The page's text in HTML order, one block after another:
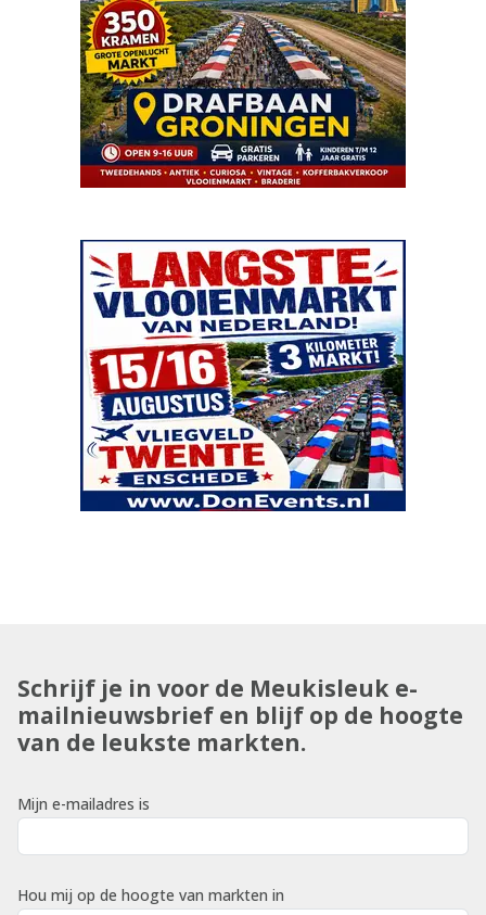
Schrijf je in voor de Meukisleuk e-
mailnieuwsbrief en blijf op de hoogte
van de leukste markten.
Mijn e-mailadres is
Hou mij op de hoogte van markten in